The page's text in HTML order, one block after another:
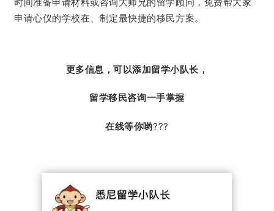
时间准备申请材料或咨询大师兄的留学顾问，免费帮大家
申请心仪的学校在、制定最快捷的移民方案。
更多信息，可以添加留学小队长，
留学移民咨询一手掌握
在线等你哟???